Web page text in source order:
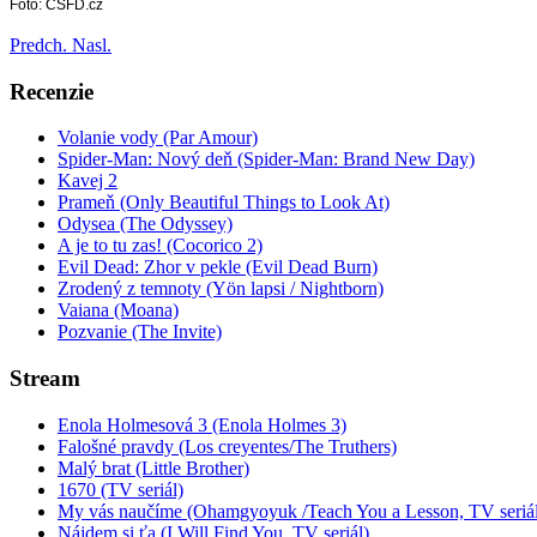
Foto: CSFD.cz
Predch. Nasl.
Recenzie
Volanie vody (Par Amour)
Spider-Man: Nový deň (Spider-Man: Brand New Day)
Kavej 2
Prameň (Only Beautiful Things to Look At)
Odysea (The Odyssey)
A je to tu zas! (Cocorico 2)
Evil Dead: Zhor v pekle (Evil Dead Burn)
Zrodený z temnoty (Yön lapsi / Nightborn)
Vaiana (Moana)
Pozvanie (The Invite)
Stream
Enola Holmesová 3 (Enola Holmes 3)
Falošné pravdy (Los creyentes/The Truthers)
Malý brat (Little Brother)
1670 (TV seriál)
My vás naučíme (Ohamgyoyuk /Teach You a Lesson, TV
Nájdem si ťa (I Will Find You, TV seriál)